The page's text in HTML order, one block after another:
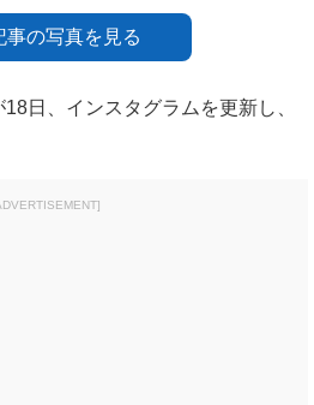
事の写真を見る
日、インスタグラムを更新し、